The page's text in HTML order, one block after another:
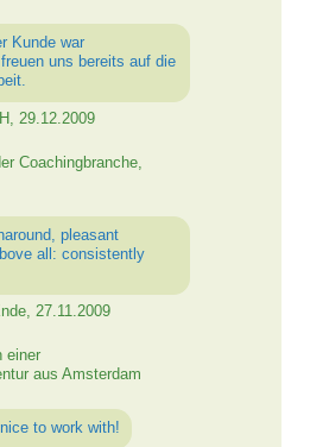
Kunde war
uns bereits auf die
29.12.2009
Coachingbranche,
pleasant
all: consistently
27.11.2009
einer
aus Amsterdam
to work with!